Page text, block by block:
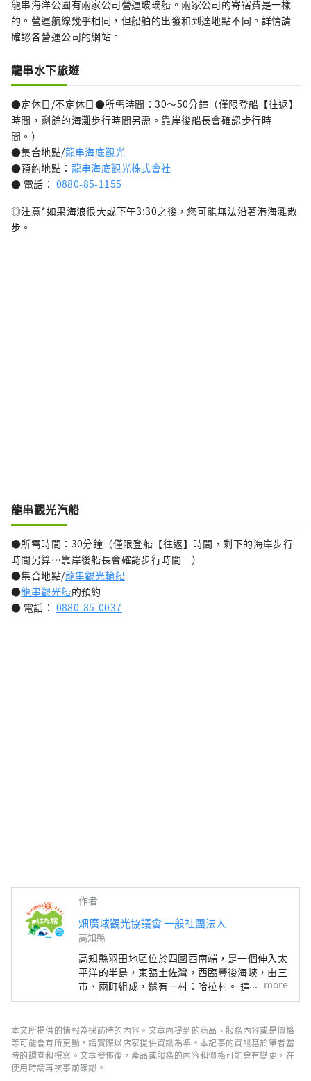
龍串海洋公園有兩家公司營運玻璃船。兩家公司的寄宿費是一樣
的。營運航線幾乎相同，但船舶的出發和到達地點不同。詳情請
確認各營運公司的網站。
龍串水下旅遊
●定休日/不定休日●所需時間：30～50分鐘（僅限登船【往返】
時間，剩餘的海灘步行時間另需。靠岸後船長會確認步行時
間。）
●集合地點/龍串海底觀光
●預約地點： 龍串海底觀光株式會社
● 電話： 0880-85-1155
◎注意*如果海浪很大或下午3:30之後，您可能無法沿著港海灘散
步。
龍串觀光汽船
●所需時間：30分鐘（僅限登船【往返】時間，剩下的海岸步行
時間另算…靠岸後船長會確認步行時間。）
●集合地點/龍串觀光輪船
●龍串觀光船的預約
● 電話： 0880-85-0037
作者
畑廣域觀光協議會 一般社團法人
高知縣
高知縣羽田地區位於四國西南端，是一個伸入太
平洋的半島，東臨土佐灣，西臨豐後海峽，由三
市、兩町組成，還有一村：哈拉村。 這裡有全
國聞名的四萬十川和足折岬，還有沿岸流淌的黑
的恩惠，是一個充滿恩惠的天然發電站。
more
本文所提供的情報為採訪時的內容。文章內提到的商品、服務內容或是價格
等可能會有所更動，請實際以店家提供資訊為準。本記事的資訊基於筆者當
時的調查和撰寫。文章發佈後，產品或服務的內容和價格可能會有變更，在
使用時請再次事前確認。